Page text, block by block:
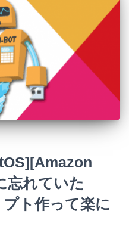
忘れていた
ト作って楽に